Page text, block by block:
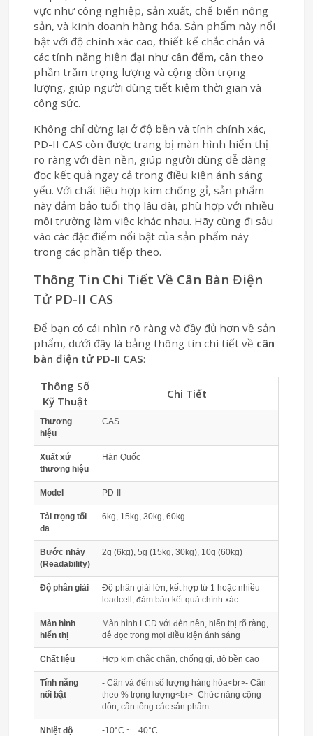
vực như công nghiệp, sản xuất, chế biến nông
sản, và kinh doanh hàng hóa. Sản phẩm này nổi
bật với độ chính xác cao, thiết kế chắc chắn và
các tính năng hiện đại như cân đếm, cân theo
phần trăm trọng lượng và cộng dồn trọng
lượng, giúp người dùng tiết kiệm thời gian và
công sức.
Không chỉ dừng lại ở độ bền và tính chính xác,
PD-II CAS còn được trang bị màn hình hiển thị
rõ ràng với đèn nền, giúp người dùng dễ dàng
đọc kết quả ngay cả trong điều kiện ánh sáng
yếu. Với chất liệu hợp kim chống gỉ, sản phẩm
này đảm bảo tuổi thọ lâu dài, phù hợp với nhiều
môi trường làm việc khác nhau. Hãy cùng đi sâu
vào các đặc điểm nổi bật của sản phẩm này
trong các phần tiếp theo.
Thông Tin Chi Tiết Về Cân Bàn Điện
Tử PD-II CAS
Để bạn có cái nhìn rõ ràng và đầy đủ hơn về sản
phẩm, dưới đây là bảng thông tin chi tiết về cân
bàn điện tử PD-II CAS:
Thông Số
Kỹ Thuật
Chi Tiết
Thương
hiệu
CAS
Xuất xứ
thương hiệu
Hàn Quốc
Model PD-II
Tải trọng tối
đa
6kg, 15kg, 30kg, 60kg
Bước nhảy
(Readability)
2g (6kg), 5g (15kg, 30kg), 10g (60kg)
Độ phân giải
Độ phân giải lớn, kết hợp từ 1 hoặc nhiều
loadcell, đảm bảo kết quả chính xác
Màn hình
hiển thị
Màn hình LCD với đèn nền, hiển thị rõ ràng,
dễ đọc trong mọi điều kiện ánh sáng
Chất liệu Hợp kim chắc chắn, chống gỉ, độ bền cao
Tính năng
nổi bật
- Cân và đếm số lượng hàng hóa<br>- Cân
theo % trọng lượng<br>- Chức năng cộng
dồn, cân tổng các sản phẩm
Nhiệt độ
-10°C ~ +40°C